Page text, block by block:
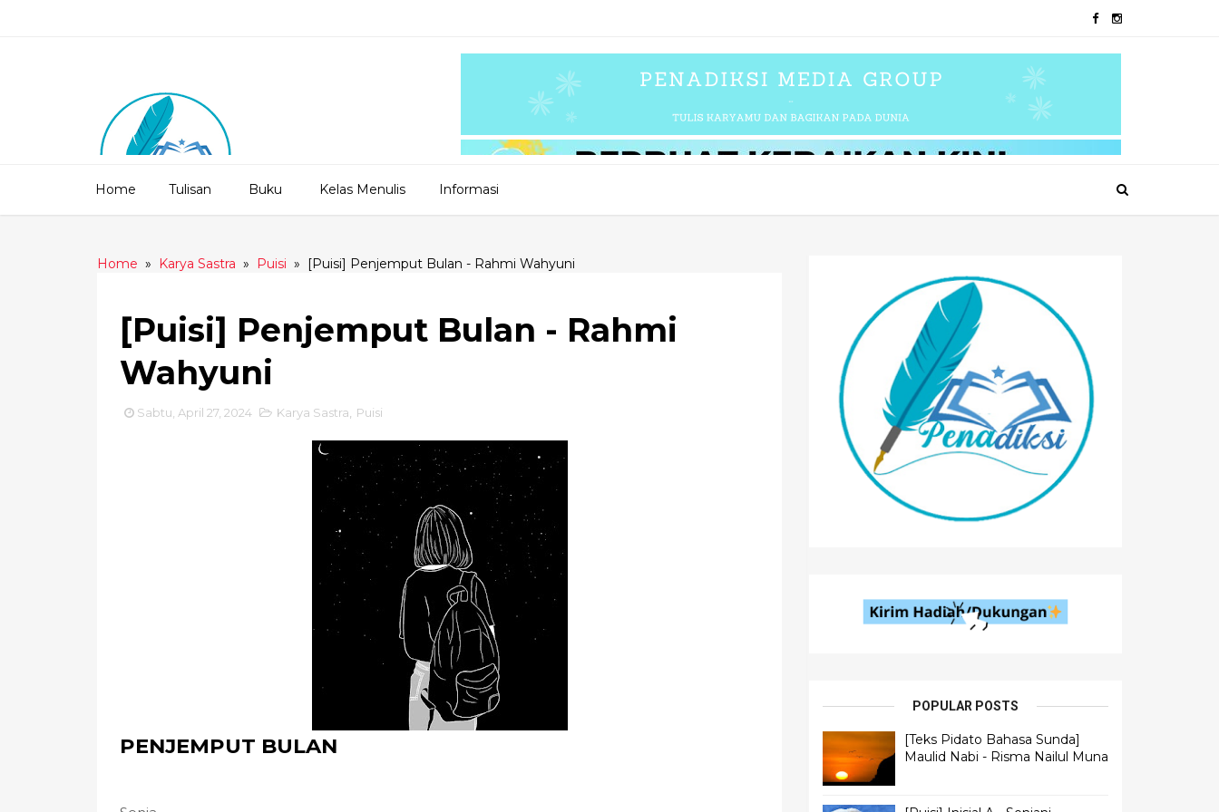
Home Tulisan Buku Kelas Menulis Informasi
Home » Karya Sastra » Puisi » [Puisi] Penjemput Bulan - Rahmi Wahyuni
[Puisi] Penjemput Bulan - Rahmi
Wahyuni
Sabtu, April 27, 2024 Karya Sastra Puisi
PENJEMPUT BULAN
POPULAR POSTS
[Teks Pidato Bahasa Sunda]
Maulid Nabi - Risma Nailul Muna